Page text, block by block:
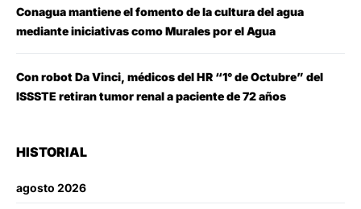
Conagua mantiene el fomento de la cultura del agua
mediante iniciativas como Murales por el Agua
Con robot Da Vinci, médicos del HR “1° de Octubre” del
ISSSTE retiran tumor renal a paciente de 72 años
HISTORIAL
agosto 2026